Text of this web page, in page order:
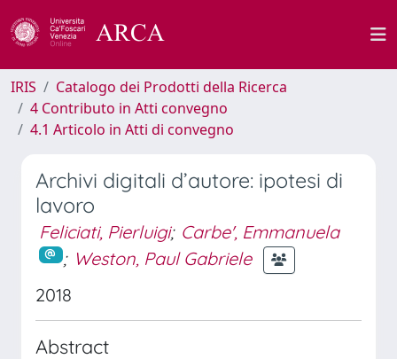
IRIS
Catalogo dei Prodotti della Ricerca
4 Contributo in Atti convegno
4.1 Articolo in Atti di convegno
Archivi digitali d’autore: ipotesi di
lavoro
Feliciati, Pierluigi; Carbe', Emmanuela
; Weston, Paul Gabriele
2018
Abstract